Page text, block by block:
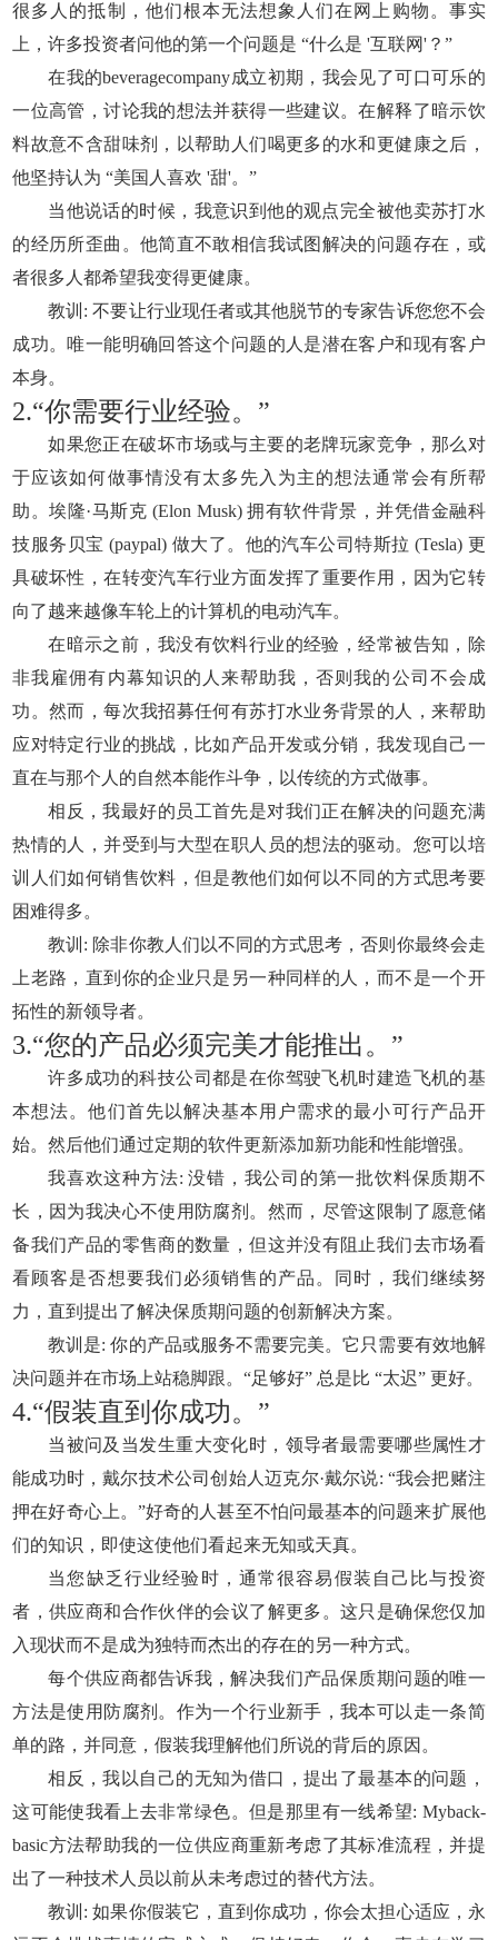
很多人的抵制，他们根本无法想象人们在网上购物。事实
上，许多投资者问他的第一个问题是 “什么是 '互联网'？”
在我的beveragecompany成立初期，我会见了可口可乐的
一位高管，讨论我的想法并获得一些建议。在解释了暗示饮
料故意不含甜味剂，以帮助人们喝更多的水和更健康之后，
他坚持认为 “美国人喜欢 '甜'。”
当他说话的时候，我意识到他的观点完全被他卖苏打水
的经历所歪曲。他简直不敢相信我试图解决的问题存在，或
者很多人都希望我变得更健康。
教训: 不要让行业现任者或其他脱节的专家告诉您您不会
成功。唯一能明确回答这个问题的人是潜在客户和现有客户
本身。
2.“你需要行业经验。”
如果您正在破坏市场或与主要的老牌玩家竞争，那么对
于应该如何做事情没有太多先入为主的想法通常会有所帮
助。埃隆·马斯克 (Elon Musk) 拥有软件背景，并凭借金融科
技服务贝宝 (paypal) 做大了。他的汽车公司特斯拉 (Tesla) 更
具破坏性，在转变汽车行业方面发挥了重要作用，因为它转
向了越来越像车轮上的计算机的电动汽车。
在暗示之前，我没有饮料行业的经验，经常被告知，除
非我雇佣有内幕知识的人来帮助我，否则我的公司不会成
功。然而，每次我招募任何有苏打水业务背景的人，来帮助
应对特定行业的挑战，比如产品开发或分销，我发现自己一
直在与那个人的自然本能作斗争，以传统的方式做事。
相反，我最好的员工首先是对我们正在解决的问题充满
热情的人，并受到与大型在职人员的想法的驱动。您可以培
训人们如何销售饮料，但是教他们如何以不同的方式思考要
困难得多。
教训: 除非你教人们以不同的方式思考，否则你最终会走
上老路，直到你的企业只是另一种同样的人，而不是一个开
拓性的新领导者。
3.“您的产品必须完美才能推出。”
许多成功的科技公司都是在你驾驶飞机时建造飞机的基
本想法。他们首先以解决基本用户需求的最小可行产品开
始。然后他们通过定期的软件更新添加新功能和性能增强。
我喜欢这种方法: 没错，我公司的第一批饮料保质期不
长，因为我决心不使用防腐剂。然而，尽管这限制了愿意储
备我们产品的零售商的数量，但这并没有阻止我们去市场看
看顾客是否想要我们必须销售的产品。同时，我们继续努
力，直到提出了解决保质期问题的创新解决方案。
教训是: 你的产品或服务不需要完美。它只需要有效地解
决问题并在市场上站稳脚跟。“足够好” 总是比 “太迟” 更好。
4.“假装直到你成功。”
当被问及当发生重大变化时，领导者最需要哪些属性才
能成功时，戴尔技术公司创始人迈克尔·戴尔说: “我会把赌注
押在好奇心上。”好奇的人甚至不怕问最基本的问题来扩展他
们的知识，即使这使他们看起来无知或天真。
当您缺乏行业经验时，通常很容易假装自己比与投资
者，供应商和合作伙伴的会议了解更多。这只是确保您仅加
入现状而不是成为独特而杰出的存在的另一种方式。
每个供应商都告诉我，解决我们产品保质期问题的唯一
方法是使用防腐剂。作为一个行业新手，我本可以走一条简
单的路，并同意，假装我理解他们所说的背后的原因。
相反，我以自己的无知为借口，提出了最基本的问题，
这可能使我看上去非常绿色。但是那里有一线希望: Myback-
basic方法帮助我的一位供应商重新考虑了其标准流程，并提
出了一种技术人员以前从未考虑过的替代方法。
教训: 如果你假装它，直到你成功，你会太担心适应，永